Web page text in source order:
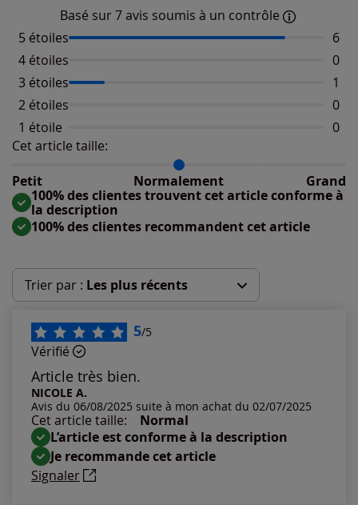
Basé sur 7 avis soumis à un contrôle
5 étoiles
6
4 étoiles
0
3 étoiles
1
2 étoiles
0
1 étoile
0
Cet article taille:
Petit
Normalement Grand
Répartition du taillant selon les avis clients
Taille normalement : 100%
Taille grand : 0%
100% des clientes trouvent cet article conforme à
la description
100% des clientes recommandent cet article
Trier par : Les plus récents
Les plus récents
Les plus anciens
Notes les plus élevées
Notes les plus basses
5/5
Vérifié
Article très bien.
NICOLE A.
Avis du 06/08/2025 suite à mon achat du 02/07/2025
Cet article taille:
Normal
L’article est conforme à la description
Je recommande cet article
Signaler